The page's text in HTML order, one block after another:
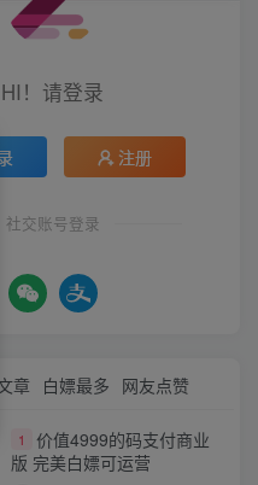
HI！请登录
注册
社交账号登录
章 白嫖最多 网友点赞
1
价值4999的码支付商业
版 完美白嫖可运营